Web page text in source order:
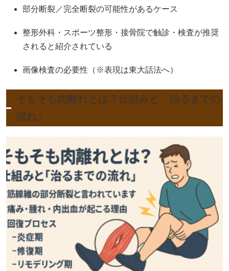
部分断裂／完全断裂の可能性があるケース
整形外科・スポーツ整形・接骨院で触診・検査が推奨
されると紹介されている
画像検査の必要性（※表現は東大話法へ）
そもそも肉離れとは？仕組みと「治るまでの
流れ」